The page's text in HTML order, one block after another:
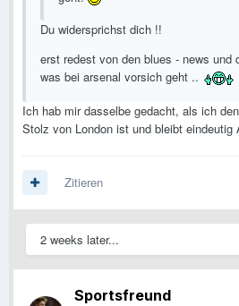
Du widersprichst dich !!
erst redest von den blues - news und
was bei arsenal vorsich geht ..
Ich hab mir dasselbe gedacht, als ich
Stolz von London ist und bleibt eindeutig
Zitieren
2 weeks later...
Sportsfreund